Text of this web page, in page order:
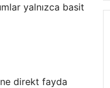
yalnızca basit
direkt fayda